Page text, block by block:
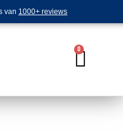
van 1000+ reviews
0